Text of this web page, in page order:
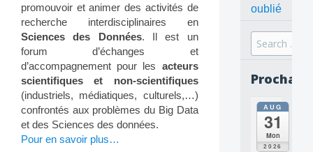
promouvoir et animer des activités de
recherche interdisciplinaires en
Sciences des Données. Il est un
forum d’échanges et
d’accompagnement pour les acteurs
scientifiques et non-scientifiques
(industriels, médiatiques, culturels,…)
confrontés aux problèmes du Big Data
et des Sciences des données.
Pour en savoir plus…
oublié
Search
for:
AUG
31
Mon
2026